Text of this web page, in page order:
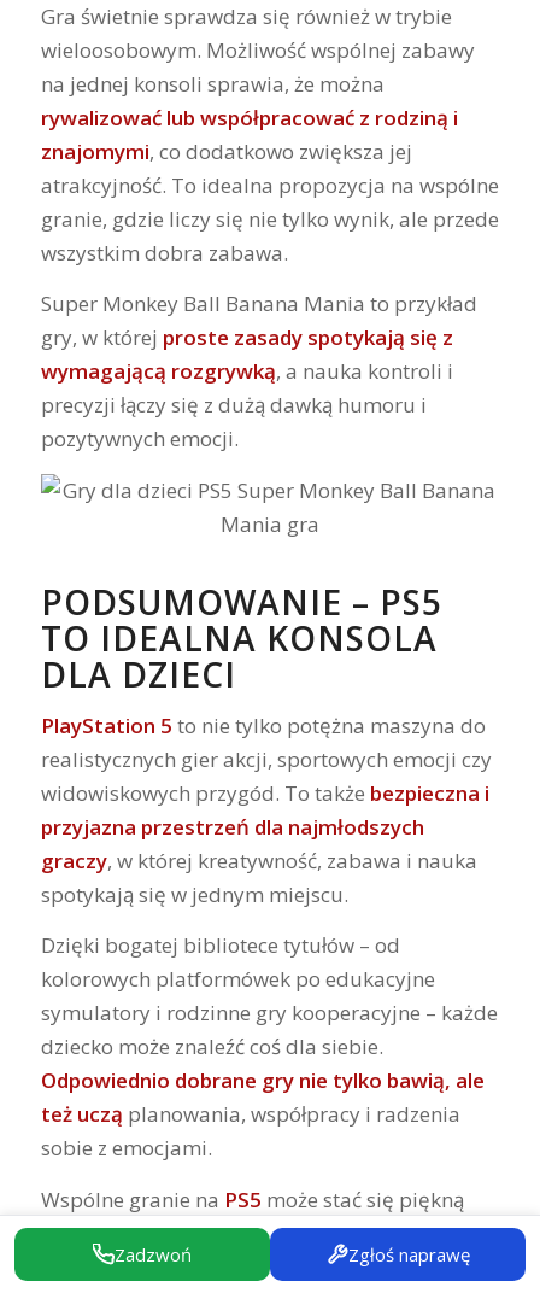
Gra świetnie sprawdza się również w trybie
wieloosobowym. Możliwość wspólnej zabawy
na jednej konsoli sprawia, że można
rywalizować lub współpracować z rodziną i
znajomymi, co dodatkowo zwiększa jej
atrakcyjność. To idealna propozycja na wspólne
granie, gdzie liczy się nie tylko wynik, ale przede
wszystkim dobra zabawa.
Super Monkey Ball Banana Mania to przykład
gry, w której proste zasady spotykają się z
wymagającą rozgrywką, a nauka kontroli i
precyzji łączy się z dużą dawką humoru i
pozytywnych emocji.
PODSUMOWANIE – PS5
TO IDEALNA KONSOLA
DLA DZIECI
PlayStation 5 to nie tylko potężna maszyna do
realistycznych gier akcji, sportowych emocji czy
widowiskowych przygód. To także bezpieczna i
przyjazna przestrzeń dla najmłodszych
graczy, w której kreatywność, zabawa i nauka
spotykają się w jednym miejscu.
Dzięki bogatej bibliotece tytułów – od
kolorowych platformówek po edukacyjne
symulatory i rodzinne gry kooperacyjne – każde
dziecko może znaleźć coś dla siebie.
Odpowiednio dobrane gry nie tylko bawią, ale
też uczą planowania, współpracy i radzenia
sobie z emocjami.
Wspólne granie na PS5 może stać się piękną
rodzinną tradycją– okazją do rozmów, śmiechu
i wspólnego przeżywania przygód. Warto
Zadzwoń Zgłoś naprawę